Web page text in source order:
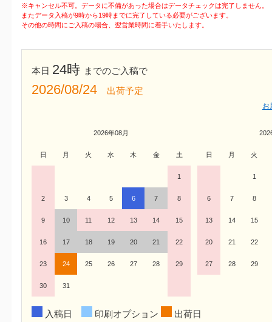
※キャンセル不可。データに不備があった場合はデータチェックは完了しません。
またデータ入稿が9時から19時までに完了している必要がございます。
その他の時間にご入稿の場合、翌営業時間に着手いたします。
本日 24時 までのご入稿で
2026/08/24 出荷予定
お
2026年08月
日 月 火 水 木 金 土
1
2 3 4 5 6 7 8
9 10 11 12 13 14 15
16 17 18 19 20 21 22
23 24 25 26 27 28 29
30 31
日 月 火
1
6 7 8
13 14 15
20 21 22
27 28 29
入稿日 印刷オプション
出荷日